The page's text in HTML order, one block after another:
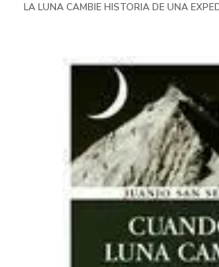
LA LUNA CAMBIE HISTORIA DE UNA